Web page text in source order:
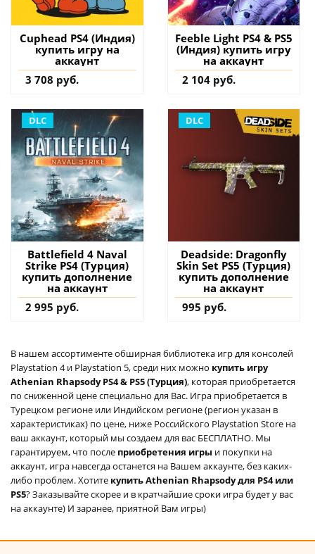
Cuphead PS4 (Индия)
купить игру на
аккаунт
3 708 руб.
Feeble Light PS4 & PS5
(Индия) купить игру
на аккаунт
2 104 руб.
DLC
Battlefield 4 Naval
Strike PS4 (Турция)
купить дополнение
на аккаунт
2 995 руб.
DLC
Deadside: Dragonfly
Skin Set PS5 (Турция)
купить дополнение
на аккаунт
995 руб.
В нашем ассортименте обширная библиотека игр для консолей
Playstation 4 и Playstation 5, среди них можно купить игру
Athenian Rhapsody PS4 & PS5 (Турция), которая приобретается
по сниженной цене специально для Вас. Игра приобретается в
Турецком регионе или Индийском регионе (регион указан в
характеристиках) по цене, ниже Российского Playstation Store на
ваш аккаунт, который мы создаем для вас БЕСПЛАТНО. Мы
гарантируем, что после приобретения игры и покупки на
аккаунт, игра навсегда останется на Вашем аккаунте, без каких-
либо проблем. Хотите купить Athenian Rhapsody для PS4 или
PS5? Заказывайте скорее и в кратчайшие сроки игра будет у вас
на аккаунте) И заранее, приятной Вам игры)